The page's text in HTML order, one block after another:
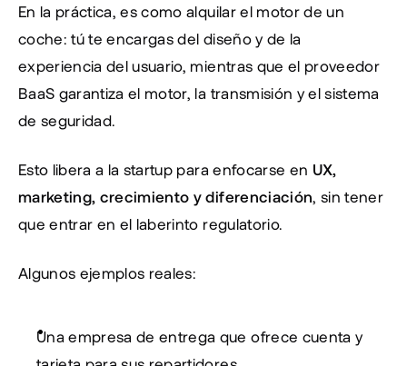
En la práctica, es como alquilar el motor de un
coche: tú te encargas del diseño y de la
experiencia del usuario, mientras que el proveedor
BaaS garantiza el motor, la transmisión y el sistema
de seguridad.
Esto libera a la startup para enfocarse en UX,
marketing, crecimiento y diferenciación, sin tener
que entrar en el laberinto regulatorio.
Algunos ejemplos reales:
Una empresa de entrega que ofrece cuenta y